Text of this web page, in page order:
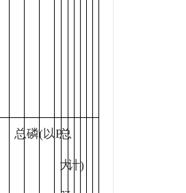
总磷(以P
计)
总
大